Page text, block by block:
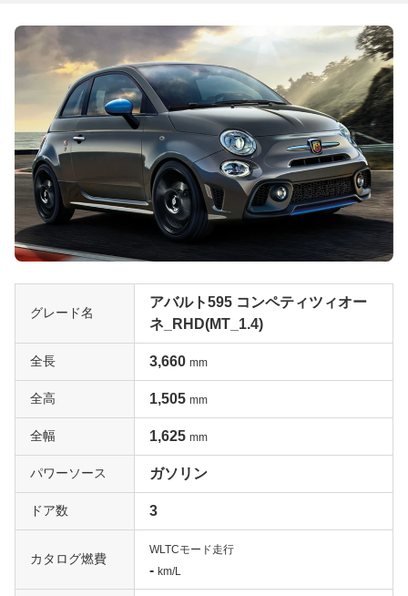
グレード名
アバルト595 コンペティツィオー
ネ_RHD(MT_1.4)
全長 3,660 mm
全高 1,505 mm
全幅 1,625 mm
パワーソース ガソリン
ドア数 3
カタログ燃費
WLTCモード走行
- km/L